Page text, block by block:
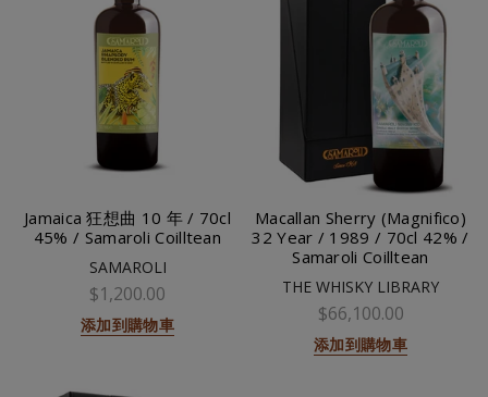
Jamaica 狂想曲 10 年 / 70cl
45% / Samaroli Coilltean
SAMAROLI
$1,200.00
添加到購物車
Macallan Sherry (Magnifico)
32 Year / 1989 / 70cl 42% /
Samaroli Coilltean
THE WHISKY LIBRARY
$66,100.00
添加到購物車